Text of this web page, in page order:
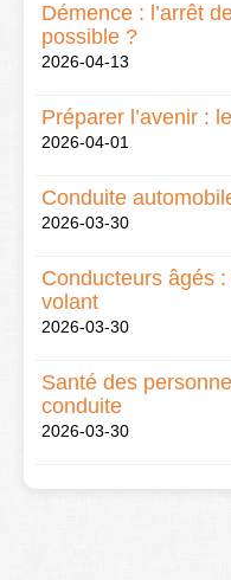
Démence : l’arrêt
possible ?
2026-04-13
Préparer l’avenir :
2026-04-01
Conduite
2026-03-30
Conducteurs âgés
volant
2026-03-30
Santé des
conduite
2026-03-30